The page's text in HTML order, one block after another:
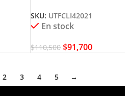
SKU: UTFCLI42021
En stock
$110,500 $91,700
2 3 4 5 →